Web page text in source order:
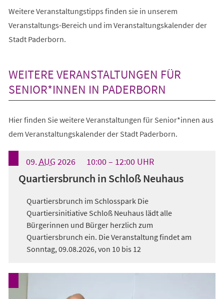
Weitere Veranstaltungstipps finden sie in unserem
Veranstaltungs-Bereich und im Veranstaltungskalender der
Stadt Paderborn.
WEITERE VERANSTALTUNGEN FÜR
SENIOR*INNEN IN PADERBORN
Hier finden Sie weitere Veranstaltungen für Senior*innen aus
dem Veranstaltungskalender der Stadt Paderborn.
09.AUG 2026 10:00 12:00UHR
Quartiersbrunch in Schloß Neuhaus
Quartiersbrunch im Schlosspark Die
Quartiersinitiative Schloß Neuhaus lädt alle
Bürgerinnen und Bürger herzlich zum
Quartiersbrunch ein. Die Veranstaltung findet am
Sonntag, 09.08.2026, von 10 bis 12